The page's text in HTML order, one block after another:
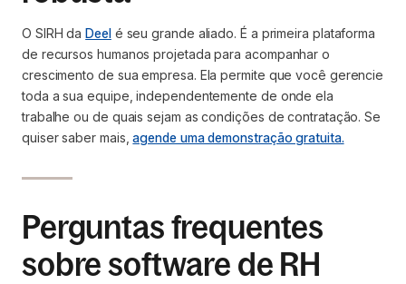
O SIRH daDeelé seu grande aliado. É a primeira plataforma
de recursos humanos projetada para acompanhar o
crescimento de sua empresa. Ela permite que você gerencie
toda a sua equipe, independentemente de onde ela
trabalhe ou de quais sejam as condições de contratação. Se
quiser saber mais,agende uma demonstração gratuita.
Perguntas frequentes
sobre software de RH